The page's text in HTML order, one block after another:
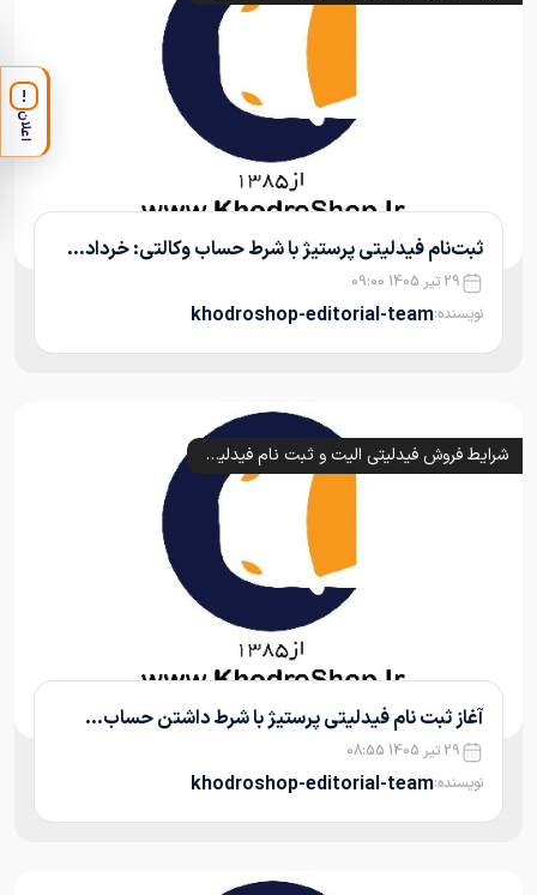
ثبت‌نام فیدلیتی پرستیژ با شرط حساب وکالتی: خرداد...
29 تیر 1405 09:00
نویسنده:khodroshop-editorial-team
شرایط فروش فیدلیتی الیت و ثبت نام فیدلیتی پرستیژ و پرایم (1405)
آغاز ثبت نام فیدلیتی پرستیژ با شرط داشتن حساب...
29 تیر 1405 08:55
نویسنده:khodroshop-editorial-team
!
اعلان